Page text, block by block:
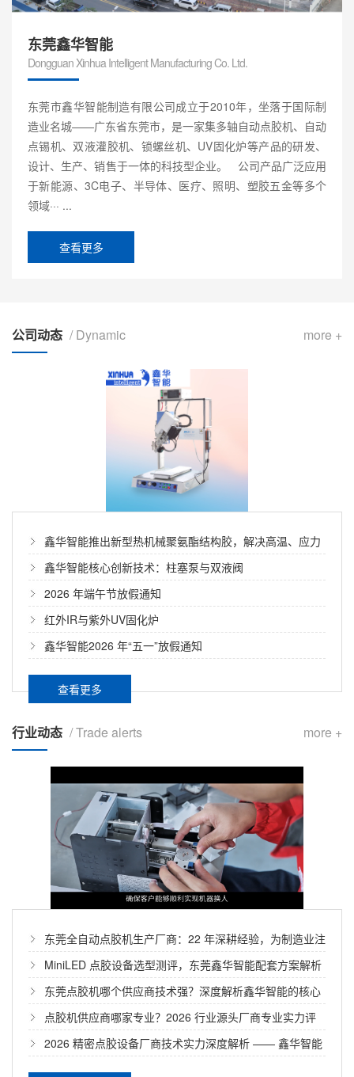
东莞鑫华智能
Dongguan Xinhua Intelligent Manufacturing Co. Ltd.
东莞市鑫华智能制造有限公司成立于2010年，坐落于国际制
造业名城——广东省东莞市，是一家集多轴自动点胶机、自动
点锡机、双液灌胶机、锁螺丝机、UV固化炉等产品的研发、
设计、生产、销售于一体的科技型企业。 公司产品广泛应用
于新能源、3C电子、半导体、医疗、照明、塑胶五金等多个
领域··· ...
查看更多
more +
公司动态 / Dynamic
鑫华智能推出新型热机械聚氨酯结构胶，解决高温、应力
及耐久性相关难题
鑫华智能核心创新技术：柱塞泵与双液阀
2026 年端午节放假通知
红外IR与紫外UV固化炉
鑫华智能2026 年“五一”放假通知
查看更多
more +
行业动态 / Trade alerts
东莞全自动点胶机生产厂商：22 年深耕经验，为制造业注
入智能动能
MiniLED 点胶设备选型测评，东莞鑫华智能配套方案解析
东莞点胶机哪个供应商技术强？深度解析鑫华智能的核心
技术优势
点胶机供应商哪家专业？2026 行业源头厂商专业实力评
估指南
2026 精密点胶设备厂商技术实力深度解析 —— 鑫华智能